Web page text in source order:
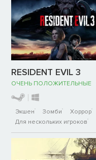
RESIDENT EVIL 3
ОЧЕНЬ ПОЛОЖИТЕЛЬНЫЕ
Экшен Зомби Хоррор
Для нескольких игроков